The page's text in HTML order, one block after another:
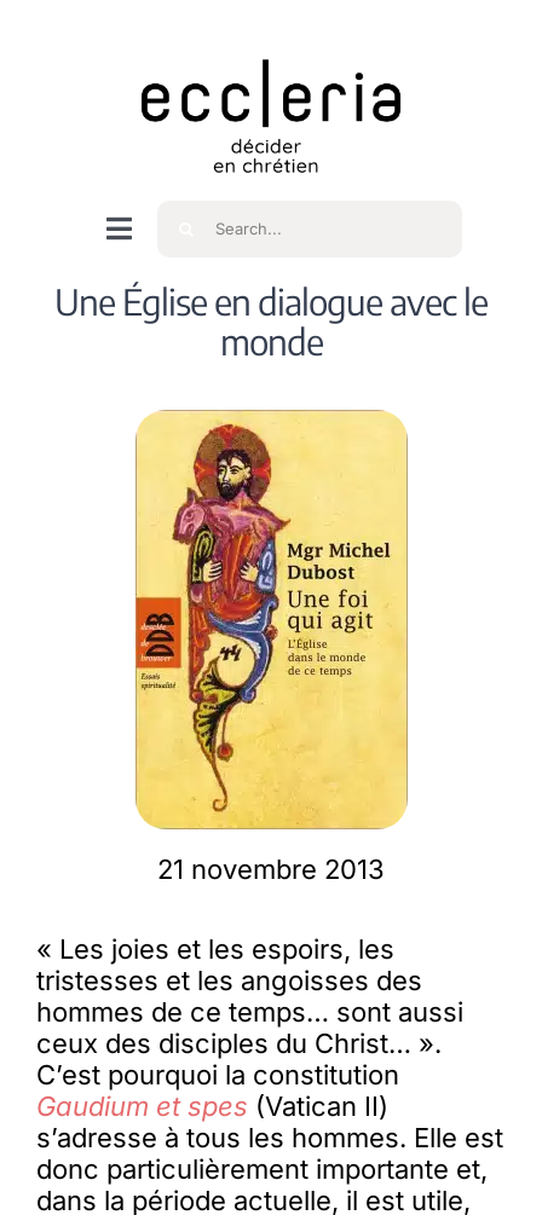
Navigation
bascule
Accueil
Spiritualité
Membres
Nous soutenir
La revue Responsables
Rechercher
Une Église en dialogue avec le
monde
21 novembre 2013
« Les joies et les espoirs, les
tristesses et les angoisses des
hommes de ce temps… sont aussi
ceux des disciples du Christ… ».
C’est pourquoi la constitution
Gaudium et spes (Vatican II)
s’adresse à tous les hommes. Elle est
donc particulièrement importante et,
dans la période actuelle, il est utile,